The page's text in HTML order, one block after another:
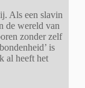
Als een slavin
de wereld van
zonder zelf
is
al heeft het